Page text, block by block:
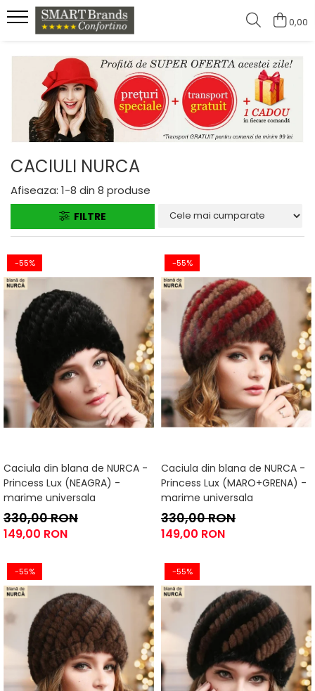
0,00
CACIULI NURCA
Afiseaza: 1-8 din 8 produse
FILTRE
-55%
Caciula din blana de NURCA -
Princess Lux (NEAGRA) -
marime universala
330,00 RON
149,00 RON
-55%
Caciula din blana de NURCA -
Princess Lux (MARO+GRENA) -
marime universala
330,00 RON
149,00 RON
-55% -55%